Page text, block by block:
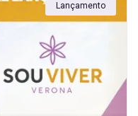
Lançamento